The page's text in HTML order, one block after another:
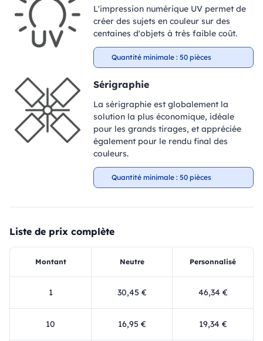
L'impression numérique UV permet de
créer des sujets en couleur sur des
centaines d'objets à très faible coût.
Quantité minimale : 50 pièces
Sérigraphie
La sérigraphie est globalement la
solution la plus économique, idéale
pour les grands tirages, et appréciée
également pour le rendu final des
couleurs.
Quantité minimale : 50 pièces
Liste de prix complète
Montant Neutre Personnalisé
1 30,45 € 46,34 €
10 16,95 € 19,34 €